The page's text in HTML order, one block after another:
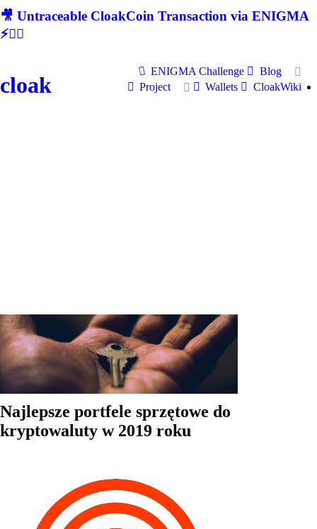
🎥 Untraceable CloakCoin Transaction via ENIGMA
⚡🕵‍♂
cloak
ENIGMA Challenge
Blog
Project
Wallets CloakWiki
Najlepsze portfele sprzętowe do
kryptowaluty w 2019 roku